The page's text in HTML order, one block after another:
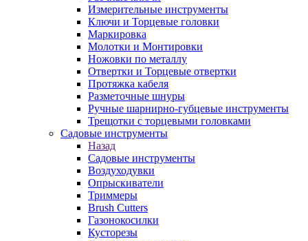
Измерительные инструменты
Ключи и Торцевые головки
Маркировка
Молотки и Монтировки
Ножовки по металлу
Отвертки и Торцевые отвертки
Протяжка кабеля
Разметочные шнуры
Ручные шарнирно-губцевые инструменты
Трещотки с торцевыми головками
Садовые инструменты
Назад
Садовые инструменты
Воздуходувки
Опрыскиватели
Триммеры
Brush Cutters
Газонокосилки
Кусторезы